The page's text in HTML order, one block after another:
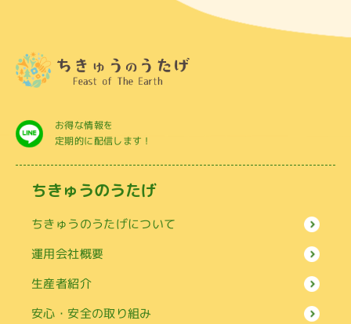
お得な情報を
定期的に配信します！
ちきゅうのうたげ
ちきゅうのうたげについて
運用会社概要
生産者紹介
安心・安全の取り組み